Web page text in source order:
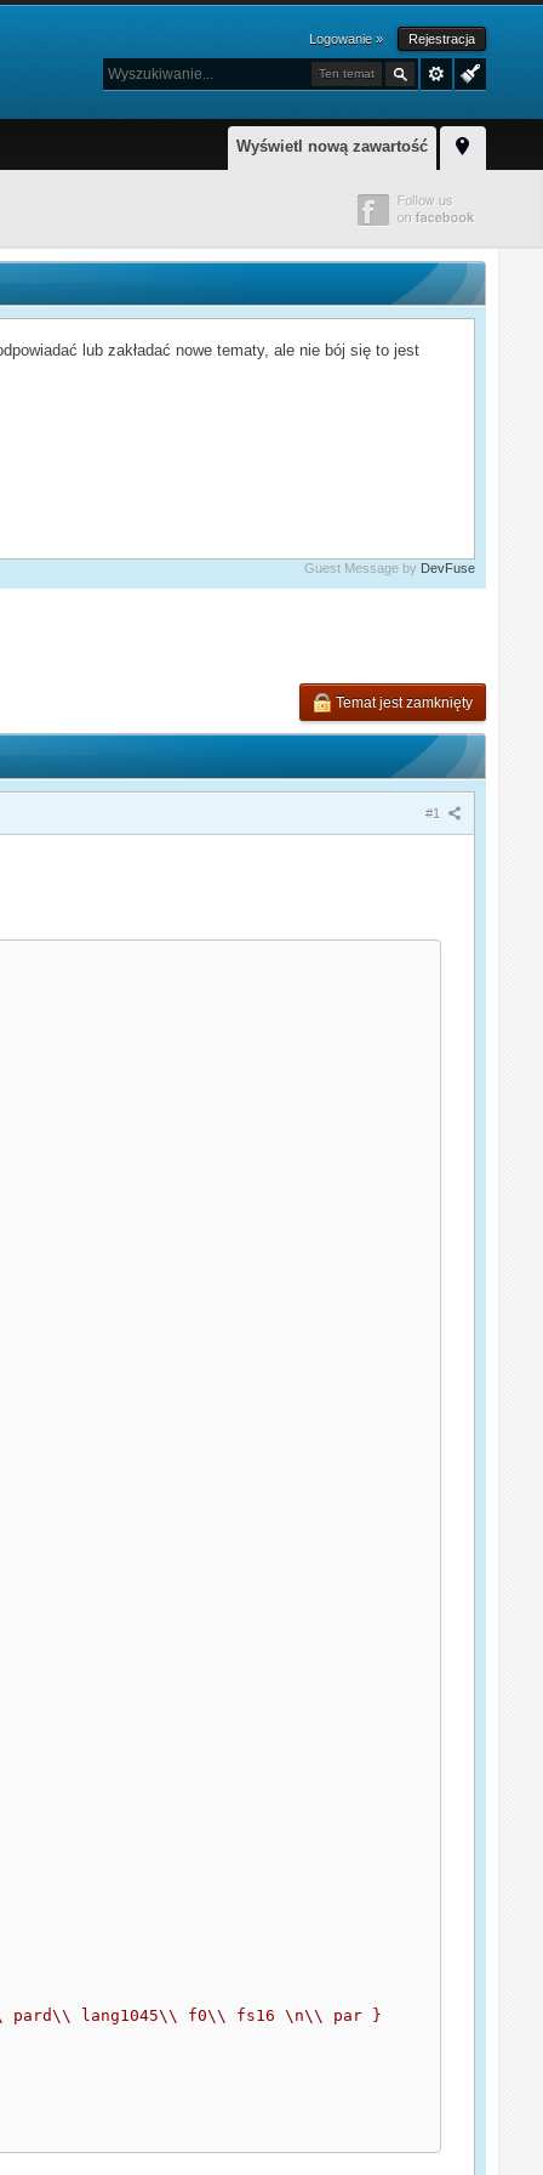
Logowanie » Rejestracja
Ten temat
Wyświetl nową zawartość
lub zakładać nowe tematy, ale nie bój się to jest
Guest Message by DevFuse
Temat jest zamknięty
#1
lang1045\\ f0\\ fs16 \n\\ par }